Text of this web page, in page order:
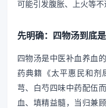
可能引发腹胀、上火等不
先明确：四物汤到底是
四物汤是中医补血养血
药典籍《太平惠民和剂
芎、白芍四味中药配伍
血、填精益髓，当归兼